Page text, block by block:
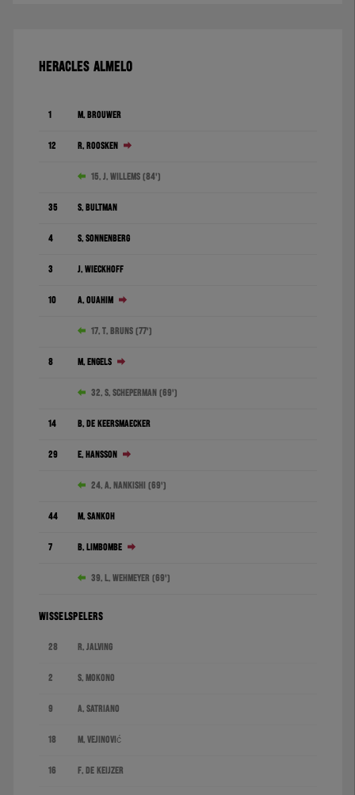
HERACLES ALMELO
1 M. Brouwer
12 R. Roosken
15. J. Willems (84')
35 S. Bultman
4 S. Sonnenberg
3 J. Wieckhoff
10 A. Ouahim
17. T. Bruns (77')
8 M. Engels
32. S. Scheperman (69')
14 B. De Keersmaecker
29 E. Hansson
24. A. Nankishi (69')
44 M. Sankoh
7 B. Limbombe
39. L. Wehmeyer (69')
WISSELSPELERS
28 R. Jalving
2 S. Mokono
9 A. Satriano
18 M. Vejinović
16 F. de Keijzer